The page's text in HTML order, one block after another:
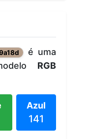
é uma
RGB
Azul
141